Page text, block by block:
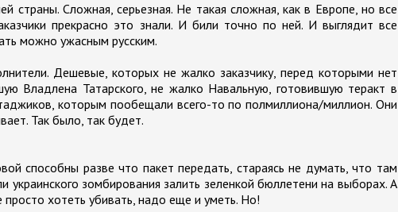
страны. Сложная, серьезная. Не такая сложная, как в Европе, но все
прекрасно это знали. И били точно по ней. И выглядит все
можно ужасным русским.
Дешевые, которых не жалко заказчику, перед которыми нет
Владлена Татарского, не жалко Навальную, готовившую теракт в
которым пообещали всего-то по полмиллиона/миллион. Они
Так было, так будет.
способны разве что пакет передать, стараясь не думать, что там
украинского зомбирования залить зеленкой бюллетени на выборах. А
хотеть убивать, надо еще и уметь. Но!